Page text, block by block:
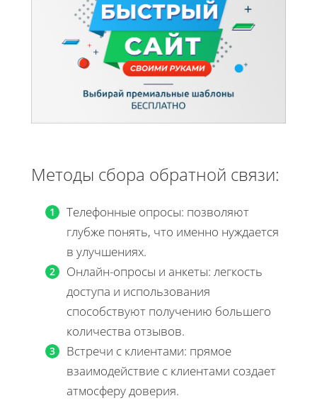
Методы сбора обратной связи:
Телефонные опросы: позволяют
глубже понять, что именно нуждается
в улучшениях.
Онлайн-опросы и анкеты: легкость
доступа и использования
способствуют получению большего
количества отзывов.
Встречи с клиентами: прямое
взаимодействие с клиентами создает
атмосферу доверия.